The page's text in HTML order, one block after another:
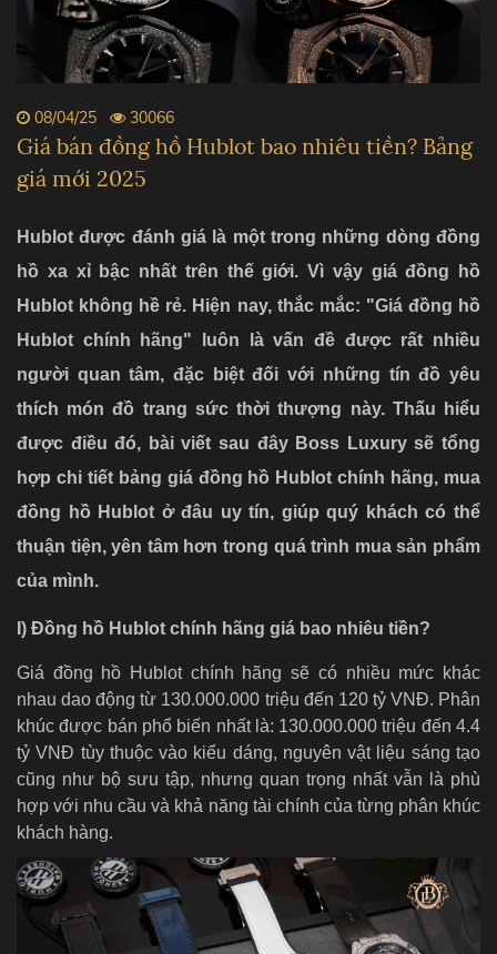
08/04/25 30066
Giá bán đồng hồ Hublot bao nhiêu tiền? Bảng
giá mới 2025
Hublot được đánh giá là một trong những dòng đồng
hồ xa xỉ bậc nhất trên thế giới. Vì vậy giá đồng hồ
Hublot không hề rẻ. Hiện nay, thắc mắc: "Giá đồng hồ
Hublot chính hãng" luôn là vấn đề được rất nhiều
người quan tâm, đặc biệt đối với những tín đồ yêu
thích món đồ trang sức thời thượng này. Thấu hiểu
được điều đó, bài viết sau đây Boss Luxury sẽ tổng
hợp chi tiết bảng giá đồng hồ Hublot chính hãng, mua
đồng hồ Hublot ở đâu uy tín, giúp quý khách có thể
thuận tiện, yên tâm hơn trong quá trình mua sản phẩm
của mình.
I) Đồng hồ Hublot chính hãng giá bao nhiêu tiền?
Giá đồng hồ Hublot chính hãng sẽ có nhiều mức khác
nhau dao động từ 130.000.000 triệu đến 120 tỷ VNĐ. Phân
khúc được bán phổ biến nhất là: 130.000.000 triệu đến 4.4
tỷ VNĐ tùy thuộc vào kiểu dáng, nguyên vật liệu sáng tạo
cũng như bộ sưu tập, nhưng quan trọng nhất vẫn là phù
hợp với nhu cầu và khả năng tài chính của từng phân khúc
khách hàng.